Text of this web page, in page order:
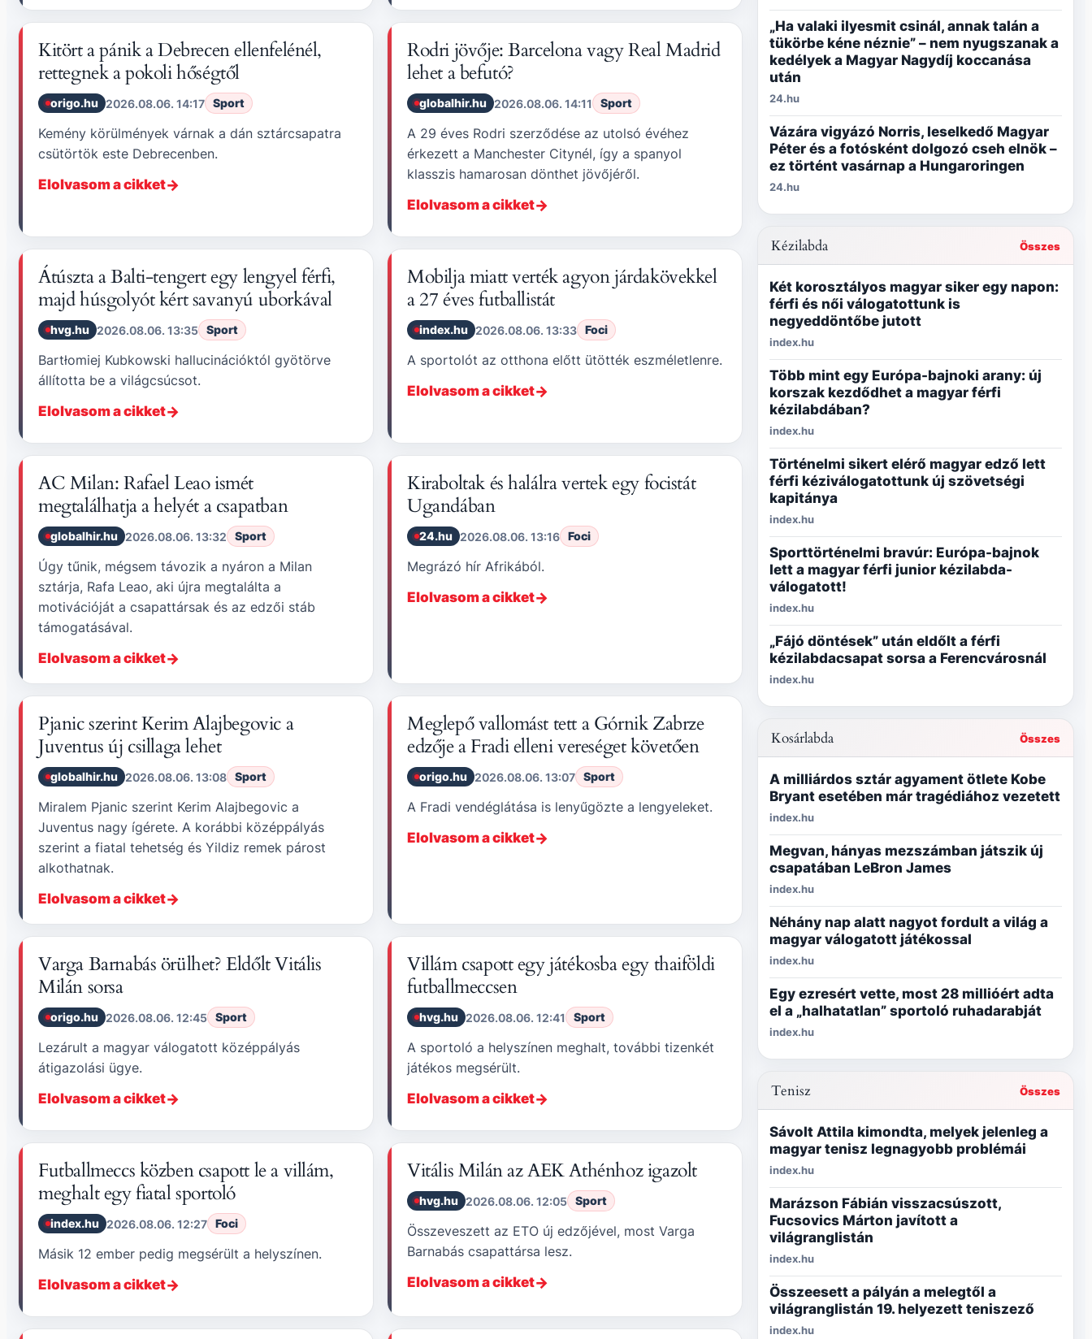
Kitört a pánik a Debrecen ellenfelénél,
rettegnek a pokoli hőségtől
origo.hu 2026.08.06. 14:17 Sport
Kemény körülmények várnak a dán sztárcsapatra
csütörtök este Debrecenben.
Elolvasom a cikket
Rodri jövője: Barcelona vagy Real Madrid
lehet a befutó?
globalhir.hu 2026.08.06. 14:11 Sport
A 29 éves Rodri szerződése az utolsó évéhez
érkezett a Manchester Citynél, így a spanyol
klasszis hamarosan dönthet jövőjéről.
Elolvasom a cikket
Átúszta a Balti-tengert egy lengyel férfi,
majd húsgolyót kért savanyú uborkával
hvg.hu 2026.08.06. 13:35 Sport
Bartłomiej Kubkowski hallucinációktól gyötörve
állította be a világcsúcsot.
Elolvasom a cikket
Mobilja miatt verték agyon járdakövekkel
a 27 éves futballistát
index.hu 2026.08.06. 13:33 Foci
A sportolót az otthona előtt ütötték eszméletlenre.
Elolvasom a cikket
AC Milan: Rafael Leao ismét
megtalálhatja a helyét a csapatban
globalhir.hu 2026.08.06. 13:32 Sport
Úgy tűnik, mégsem távozik a nyáron a Milan
sztárja, Rafa Leao, aki újra megtalálta a
motivációját a csapattársak és az edzői stáb
támogatásával.
Elolvasom a cikket
Kiraboltak és halálra vertek egy focistát
Ugandában
24.hu 2026.08.06. 13:16 Foci
Megrázó hír Afrikából.
Elolvasom a cikket
Pjanic szerint Kerim Alajbegovic a
Juventus új csillaga lehet
globalhir.hu 2026.08.06. 13:08 Sport
Miralem Pjanic szerint Kerim Alajbegovic a
Juventus nagy ígérete. A korábbi középpályás
szerint a fiatal tehetség és Yildiz remek párost
alkothatnak.
Elolvasom a cikket
Meglepő vallomást tett a Górnik Zabrze
edzője a Fradi elleni vereséget követően
origo.hu 2026.08.06. 13:07 Sport
A Fradi vendéglátása is lenyűgözte a lengyeleket.
Elolvasom a cikket
Varga Barnabás örülhet? Eldőlt Vitális
Milán sorsa
origo.hu 2026.08.06. 12:45 Sport
Lezárult a magyar válogatott középpályás
átigazolási ügye.
Elolvasom a cikket
Villám csapott egy játékosba egy thaiföldi
futballmeccsen
hvg.hu 2026.08.06. 12:41 Sport
A sportoló a helyszínen meghalt, további tizenkét
játékos megsérült.
Elolvasom a cikket
Futballmeccs közben csapott le a villám,
meghalt egy fiatal sportoló
index.hu 2026.08.06. 12:27 Foci
Másik 12 ember pedig megsérült a helyszínen.
Elolvasom a cikket
Vitális Milán az AEK Athénhoz igazolt
hvg.hu 2026.08.06. 12:05 Sport
Összeveszett az ETO új edzőjével, most Varga
Barnabás csapattársa lesz.
Elolvasom a cikket
„Ha valaki ilyesmit csinál, annak talán a
tükörbe kéne néznie” – nem nyugszanak a
kedélyek a Magyar Nagydíj koccanása
után
24.hu
Vázára vigyázó Norris, leselkedő Magyar
Péter és a fotósként dolgozó cseh elnök –
ez történt vasárnap a Hungaroringen
24.hu
Kézilabda Összes
Két korosztályos magyar siker egy napon:
férfi és női válogatottunk is
negyeddöntőbe jutott
index.hu
Több mint egy Európa-bajnoki arany: új
korszak kezdődhet a magyar férfi
kézilabdában?
index.hu
Történelmi sikert elérő magyar edző lett
férfi kéziválogatottunk új szövetségi
kapitánya
index.hu
Sporttörténelmi bravúr: Európa-bajnok
lett a magyar férfi junior kézilabda-
válogatott!
index.hu
„Fájó döntések” után eldőlt a férfi
kézilabdacsapat sorsa a Ferencvárosnál
index.hu
Kosárlabda Összes
A milliárdos sztár agyament ötlete Kobe
Bryant esetében már tragédiához vezetett
index.hu
Megvan, hányas mezszámban játszik új
csapatában LeBron James
index.hu
Néhány nap alatt nagyot fordult a világ a
magyar válogatott játékossal
index.hu
Egy ezresért vette, most 28 millióért adta
el a „halhatatlan” sportoló ruhadarabját
index.hu
Tenisz Összes
Sávolt Attila kimondta, melyek jelenleg a
magyar tenisz legnagyobb problémái
index.hu
Marázson Fábián visszacsúszott,
Fucsovics Márton javított a
világranglistán
index.hu
Összeesett a pályán a melegtől a
világranglistán 19. helyezett teniszező
index.hu